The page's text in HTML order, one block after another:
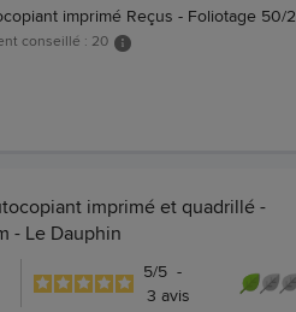
imprimé Reçus - Foliotage 50/2
conseillé : 20
imprimé et quadrillé -
- Le Dauphin
5/5 -
3 avis